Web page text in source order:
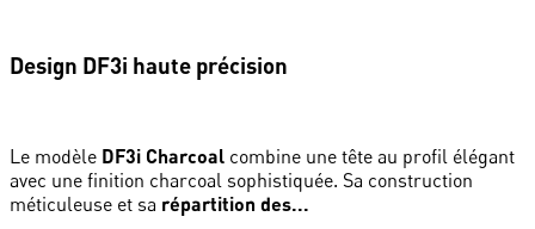
Design DF3i haute précision
Le modèle DF3i Charcoal combine une tête au profil élégant
avec une finition charcoal sophistiquée. Sa construction
méticuleuse et sa répartition des...